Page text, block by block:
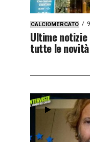
CALCIOMERCATO
Ultime notizie
tutte le